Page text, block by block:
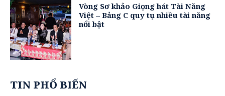
Vòng Sơ khảo Giọng hát Tài Năng
Việt – Bảng C quy tụ nhiều tài năng
nổi bật
TIN PHỔ BIẾN